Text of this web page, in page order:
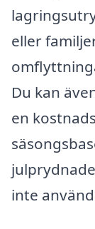
eller
Du kan
en
inte